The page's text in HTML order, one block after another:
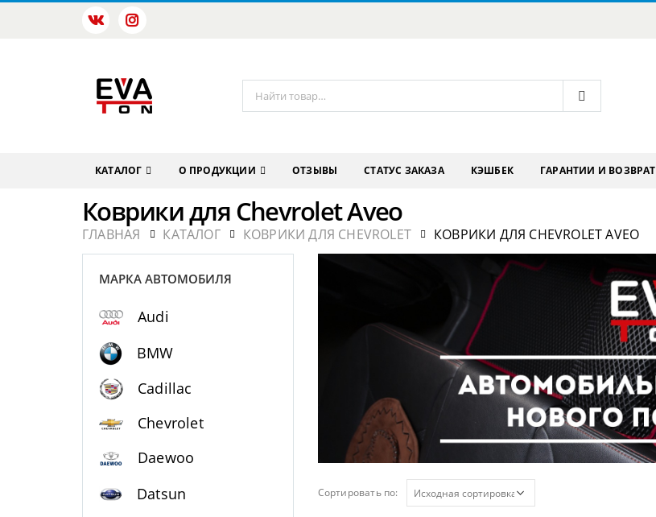
КАТАЛОГ О ПРОДУКЦИИ ОТЗЫВЫ СТАТУС ЗАКАЗА КЭШБЕК ГАРАНТИИ И ВОЗВРАТ
Коврики для Chevrolet Aveo
ГЛАВНАЯ КАТАЛОГ КОВРИКИ ДЛЯ CHEVROLET КОВРИКИ ДЛЯ CHEVROLET AVEO
Сортировать по:
МАРКА АВТОМОБИЛЯ
Audi
BMW
Cadillac
Chevrolet
Daewoo
Datsun